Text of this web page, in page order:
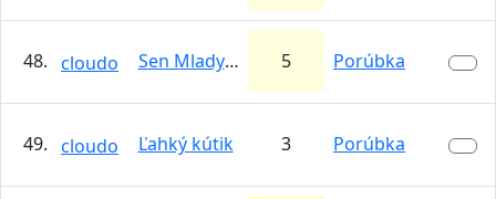
48. cloudo Sen Mladych Chlapcov 5 Porúbka
49. cloudo Ľahký kútik 3 Porúbka